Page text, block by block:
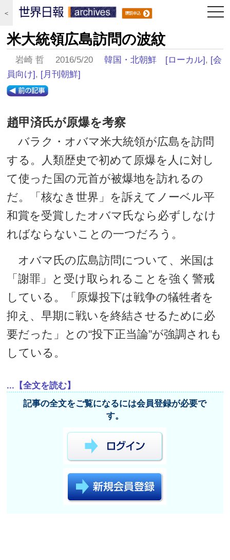
＜
米大統領広島訪問の波紋
岩崎 哲 2016/5/20韓国・北朝鮮 [ローカル], [会
員向け], [月刊朝鮮]
趙甲済氏が原爆を考察
バラク・オバマ米大統領が広島を訪問
する。人類歴史で初めて原爆を人に対し
て使った国の元首が被爆地を訪れるの
だ。「核なき世界」を訴えてノーベル平
和賞を受賞したオバマ氏なら必ずしなけ
ればならないことの一つだろう。
オバマ氏の広島訪問について、米国は
「謝罪」と受け取られることを強く警戒
している。「原爆投下は戦争の犠牲者を
抑え、早期に戦いを終結させるために必
要だった」との“投下正当論”が強調されも
している。
...【全文を読む】
記事の全文をご覧になるには会員登録が必要で
す。